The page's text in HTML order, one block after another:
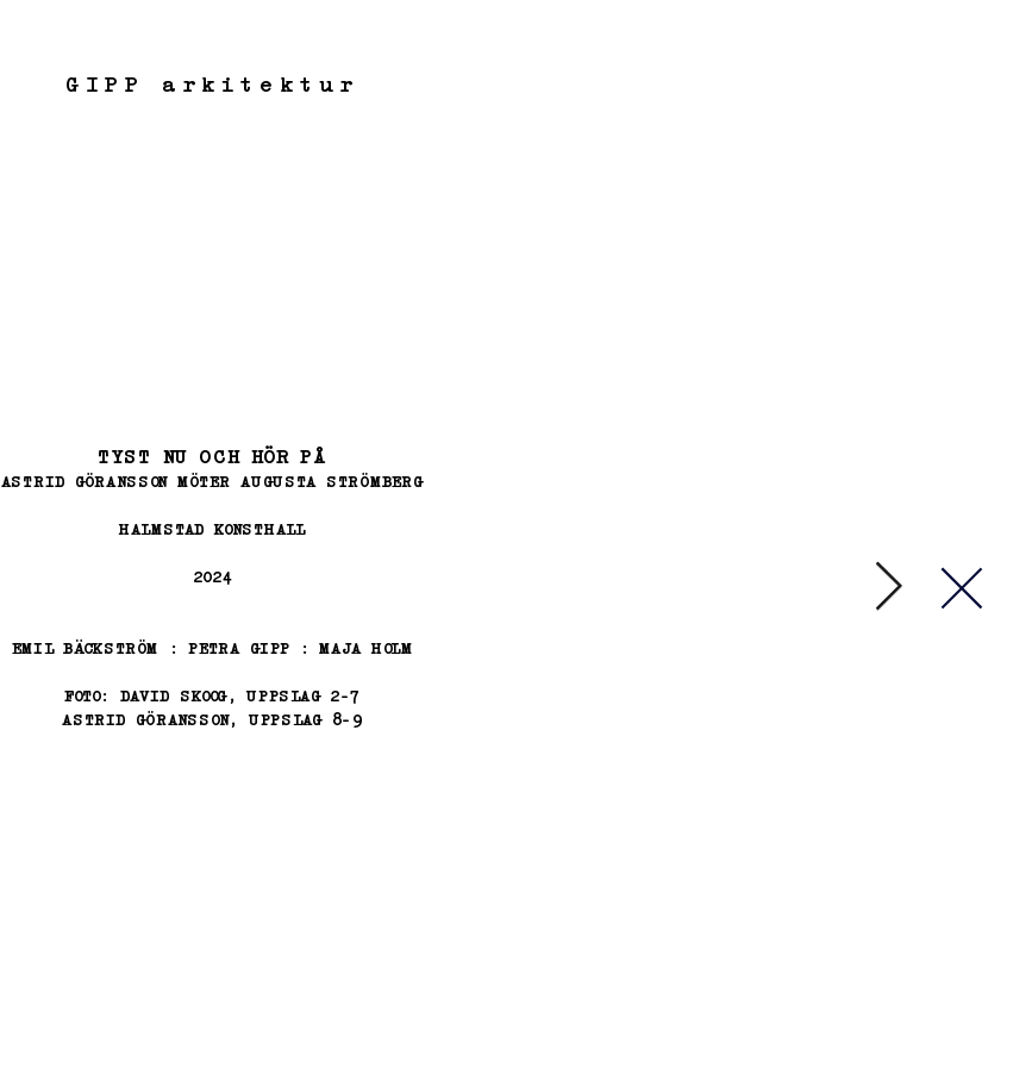
GIPP arkitektur
TYST NU OCH HÖR PÅ
ASTRID GÖRANSSON MÖTER AUGUSTA STRÖMBERG
HALMSTAD KONSTHALL
2024
EMIL BÄCKSTRÖM : PETRA GIPP : MAJA HOLM
FOTO: DAVID SKOOG, UPPSLAG 2-7
ASTRID GÖRANSSON, UPPSLAG 8-9
TYST NU OCH HÖR PÅ
ASTRID GÖRANSSON MÖTER AUGUSTA STRÖMBERG
HALMSTAD KONSTHALL
2024
EMIL BÄCKSTRÖM : PETRA GIPP : MAJA HOLM
FOTO: DAVID SKOOG, UPPSLAG 2-7
ASTRID GÖRANSSON, UPPSLAG 8-9
TYST NU OCH HÖR PÅ
ASTRID GÖRANSSON MÖTER AUGUSTA STRÖMBERG
HALMSTAD KONSTHALL
2024
EMIL BÄCKSTRÖM : PETRA GIPP : MAJA HOLM
FOTO: DAVID SKOOG, UPPSLAG 2-7
ASTRID GÖRANSSON, UPPSLAG 8-9